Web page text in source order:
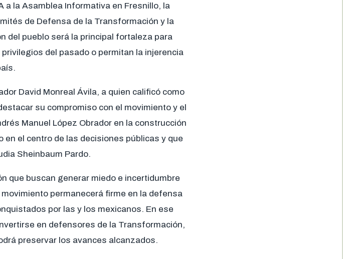
a la Asamblea Informativa en Fresnillo, la
de Defensa de la Transformación y la
del pueblo será la principal fortaleza para
del pasado o permitan la injerencia
David Monreal Ávila, a quien calificó como
su compromiso con el movimiento y el
Manuel López Obrador en la construcción
en el centro de las decisiones públicas y que
Sheinbaum Pardo.
que buscan generar miedo e incertidumbre
permanecerá firme en la defensa
por las y los mexicanos. En ese
en defensores de la Transformación,
preservar los avances alcanzados.